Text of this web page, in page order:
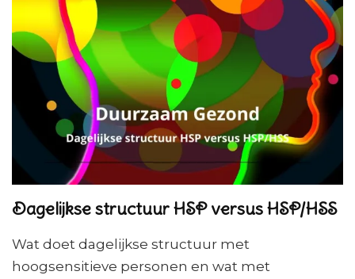
Dagelijkse structuur HSP versus HSP/HSS
Wat doet dagelijkse structuur met
hoogsensitieve personen en wat met